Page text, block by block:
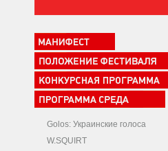
Golos: Украинские голоса
W.SQUIRT